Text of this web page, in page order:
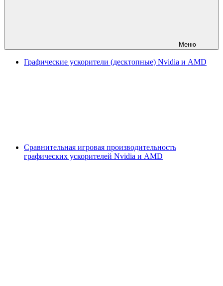
Меню
Графические ускорители (десктопные) Nvidia и AMD
Сравнительная игровая производительность
графических ускорителей Nvidia и AMD